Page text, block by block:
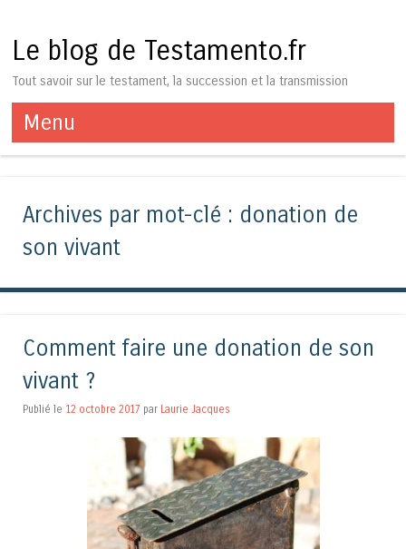
Le blog de Testamento.fr
Tout savoir sur le testament, la succession et la transmission
Menu
Aller au contenu
Archives par mot-clé : donation de
son vivant
Comment faire une donation de son
vivant ?
Publié le 12 octobre 2017 par Laurie Jacques